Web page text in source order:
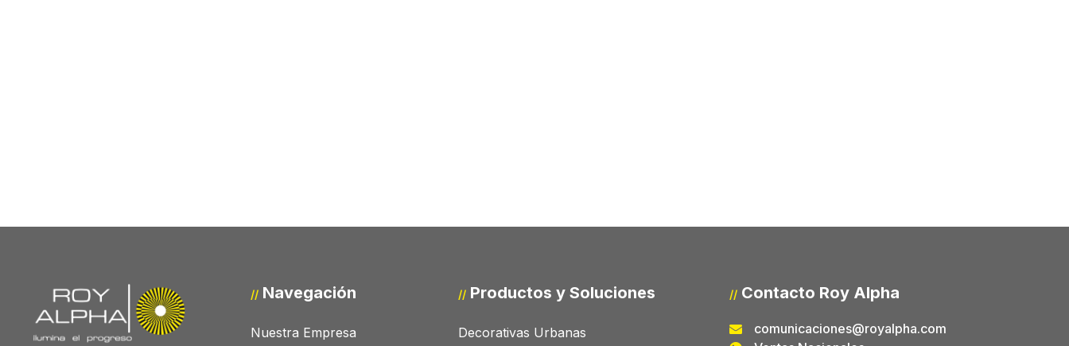
// Navegación
Nuestra Empresa
// Productos y Soluciones
Decorativas Urbanas
// Contacto Roy Alpha
comunicaciones@royalpha.com